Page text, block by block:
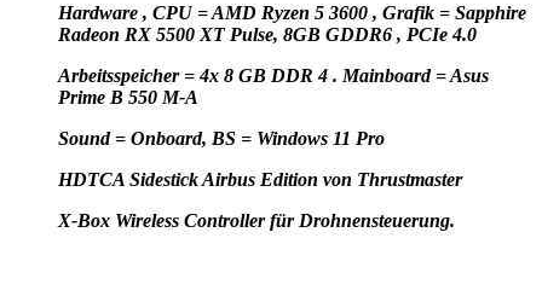
Hardware , CPU = AMD Ryzen 5 3600 , Grafik = Sapphire
Radeon RX 5500 XT Pulse, 8GB GDDR6 , PCIe 4.0
Arbeitsspeicher = 4x 8 GB DDR 4 . Mainboard = Asus
Prime B 550 M-A
Sound = Onboard, BS = Windows 11 Pro
HDTCA Sidestick Airbus Edition von Thrustmaster
X-Box Wireless Controller für Drohnensteuerung.